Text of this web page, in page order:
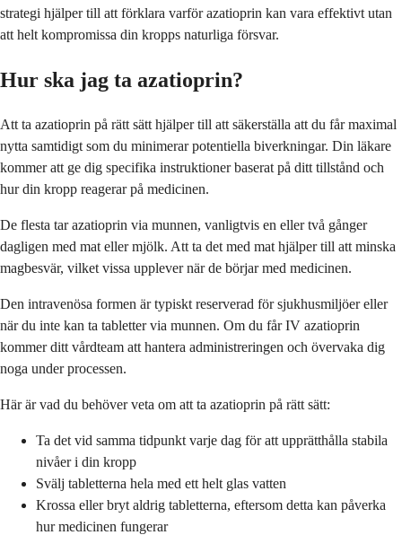
strategi hjälper till att förklara varför azatioprin kan vara effektivt utan
att helt kompromissa din kropps naturliga försvar.
Hur ska jag ta azatioprin?
Att ta azatioprin på rätt sätt hjälper till att säkerställa att du får maximal
nytta samtidigt som du minimerar potentiella biverkningar. Din läkare
kommer att ge dig specifika instruktioner baserat på ditt tillstånd och
hur din kropp reagerar på medicinen.
De flesta tar azatioprin via munnen, vanligtvis en eller två gånger
dagligen med mat eller mjölk. Att ta det med mat hjälper till att minska
magbesvär, vilket vissa upplever när de börjar med medicinen.
Den intravenösa formen är typiskt reserverad för sjukhusmiljöer eller
när du inte kan ta tabletter via munnen. Om du får IV azatioprin
kommer ditt vårdteam att hantera administreringen och övervaka dig
noga under processen.
Här är vad du behöver veta om att ta azatioprin på rätt sätt:
Ta det vid samma tidpunkt varje dag för att upprätthålla stabila
nivåer i din kropp
Svälj tabletterna hela med ett helt glas vatten
Krossa eller bryt aldrig tabletterna, eftersom detta kan påverka
hur medicinen fungerar